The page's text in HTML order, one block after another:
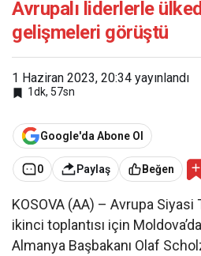
Avrupalı liderlerle
gelişmeleri görüştü
1 Haziran 2023, 20:34 yayınlandı
1dk, 57sn
Google'da Abone Ol
0 Paylaş Beğen
KOSOVA (AA) – Avrupa Siyasi
ikinci toplantısı için
Almanya Başbakanı Olaf